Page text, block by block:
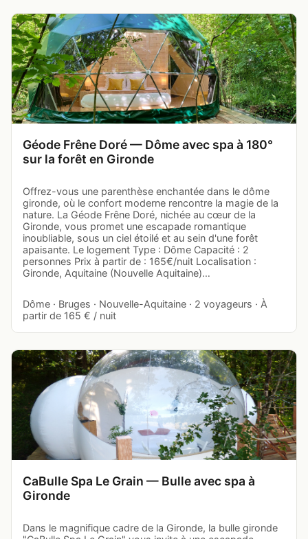
Géode Frêne Doré — Dôme avec spa à 180°
sur la forêt en Gironde
Offrez-vous une parenthèse enchantée dans le dôme
gironde, où le confort moderne rencontre la magie de la
nature. La Géode Frêne Doré, nichée au cœur de la
Gironde, vous promet une escapade romantique
inoubliable, sous un ciel étoilé et au sein d'une forêt
apaisante. Le logement Type : Dôme Capacité : 2
personnes Prix à partir de : 165€/nuit Localisation :
Gironde, Aquitaine (Nouvelle Aquitaine)…
Dôme · Bruges · Nouvelle-Aquitaine · 2 voyageurs · À
partir de 165 € / nuit
CaBulle Spa Le Grain — Bulle avec spa à
Gironde
Dans le magnifique cadre de la Gironde, la bulle gironde